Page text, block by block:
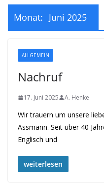
Monat: Juni 2025
ALLGEMEIN
Nachruf
17. Juni 2025 A. Henke
Wir trauern um unsere
Assmann. Seit über 40
Englisch und
weiterlesen